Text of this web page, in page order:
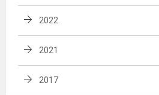
2022
2021
2017